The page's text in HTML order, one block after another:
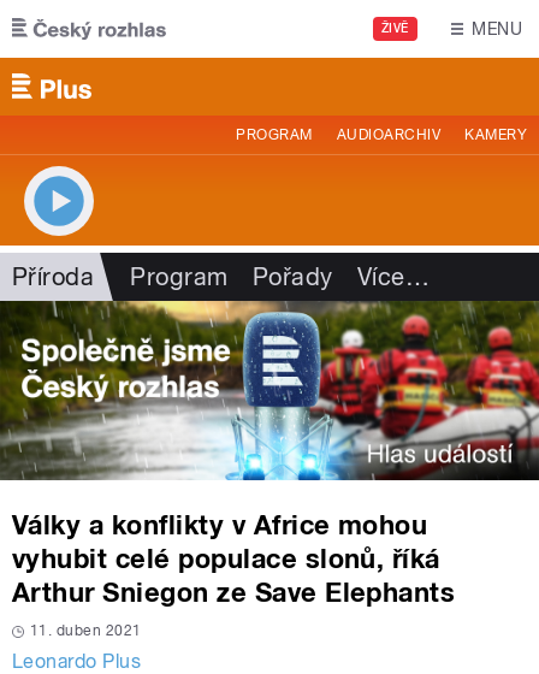
Přejít k hlavnímu obsahu
ŽIVĚ MENU
PROGRAM AUDIOARCHIV KAMERY
Příroda Program Pořady Více…
Války a konflikty v Africe mohou
vyhubit celé populace slonů, říká
Arthur Sniegon ze Save Elephants
11. duben 2021
Leonardo Plus